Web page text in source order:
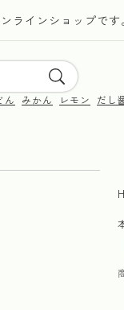
ラインショップで
ん みかん レモン
だし